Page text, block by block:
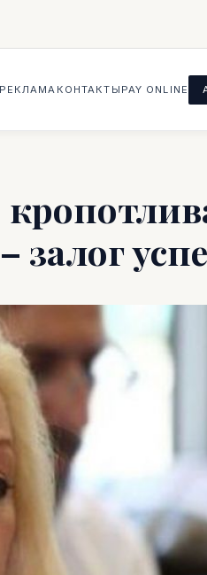
РЕКЛАМА КОНТАКТЫ PAY ONLINE